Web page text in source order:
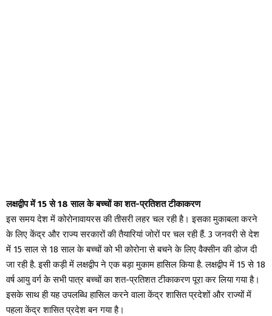
लक्षद्वीप में 15 से 18 साल के बच्चों का शत-प्रतिशत टीकाकरण
इस समय देश में कोरोनावायरस की तीसरी लहर चल रही है। इसका मुकाबला करने
के लिए केंद्र और राज्य सरकारों की तैयारियां जोरों पर चल रही हैं. 3 जनवरी से देश
में 15 साल से 18 साल के बच्चों को भी कोरोना से बचने के लिए वैक्सीन की डोज दी
जा रही है. इसी कड़ी में लक्षद्वीप ने एक बड़ा मुकाम हासिल किया है. लक्षद्वीप में 15 से 18
वर्ष आयु वर्ग के सभी पात्र बच्चों का शत-प्रतिशत टीकाकरण पूरा कर लिया गया है।
इसके साथ ही यह उपलब्धि हासिल करने वाला केंद्र शासित प्रदेशों और राज्यों में
पहला केंद्र शासित प्रदेश बन गया है।